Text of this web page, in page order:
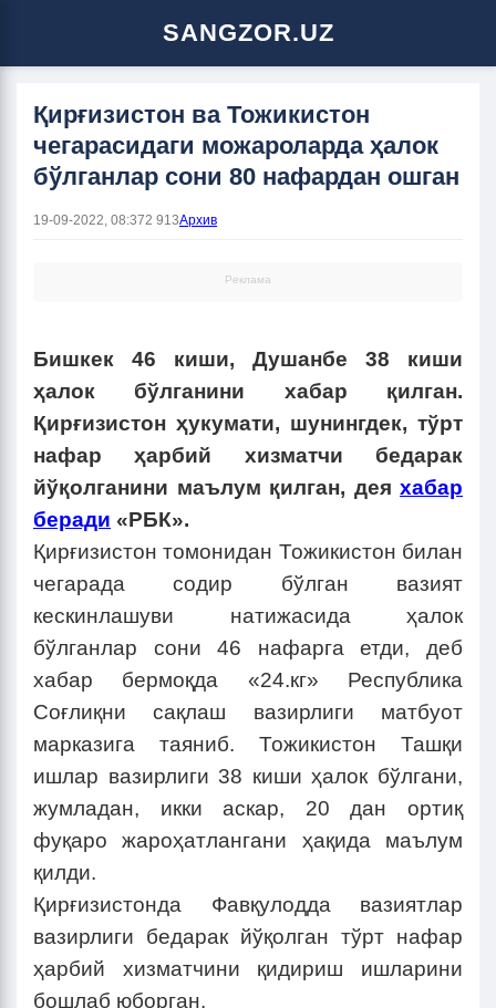
SANGZOR.UZ
Қирғизистон ва Тожикистон
чегарасидаги можароларда ҳалок
бўлганлар сони 80 нафардан ошган
19-09-2022, 08:372 913Архив
Реклама
Бишкек 46 киши, Душанбе 38 киши
ҳалок бўлганини хабар қилган.
Қирғизистон ҳукумати, шунингдек, тўрт
нафар ҳарбий хизматчи бедарак
йўқолганини маълум қилган, дея хабар
беради «РБК».
Қирғизистон томонидан Тожикистон билан
чегарада содир бўлган вазият
кескинлашуви натижасида ҳалок
бўлганлар сони 46 нафарга етди, деб
хабар бермоқда «24.кг» Республика
Соғлиқни сақлаш вазирлиги матбуот
марказига таяниб. Тожикистон Ташқи
ишлар вазирлиги 38 киши ҳалок бўлгани,
жумладан, икки аскар, 20 дан ортиқ
фуқаро жароҳатлангани ҳақида маълум
қилди.
Қирғизистонда Фавқулодда вазиятлар
вазирлиги бедарак йўқолган тўрт нафар
ҳарбий хизматчини қидириш ишларини
бошлаб юборган.